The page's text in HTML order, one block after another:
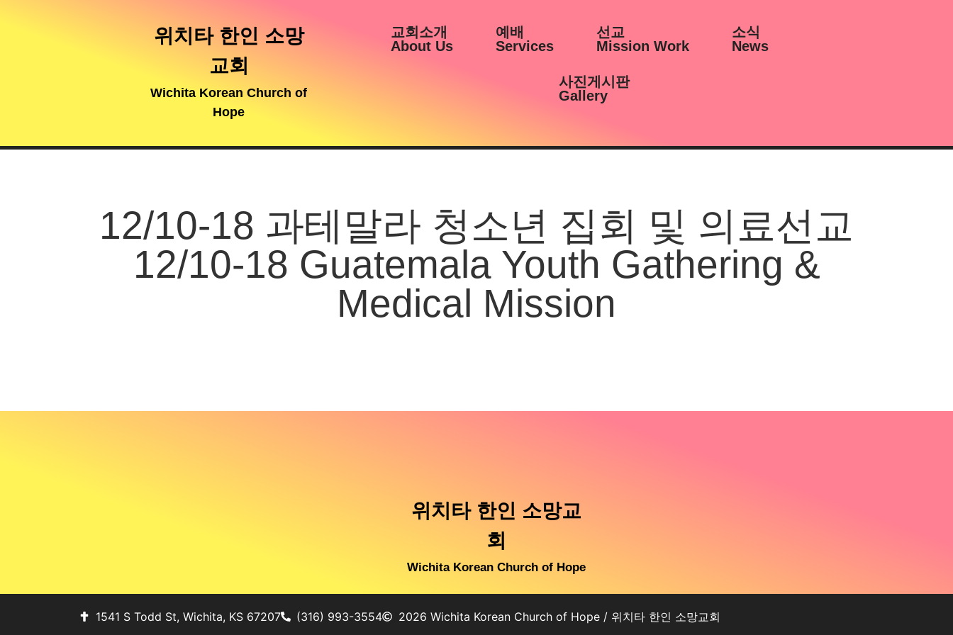
위치타 한인 소망
교회
Wichita Korean Church of
Hope
교회소개
About Us
예배
Services
선교
Mission Work
소식
News
사진게시판
Gallery
12/10-18 과테말라 청소년 집회 및 의료선교
12/10-18 Guatemala Youth Gathering &
Medical Mission
위치타 한인 소망교
회
Wichita Korean Church of Hope
1541 S Todd St, Wichita, KS 67207 (316) 993-3554 2026 Wichita Korean Church of Hope / 위치타 한인 소망교회